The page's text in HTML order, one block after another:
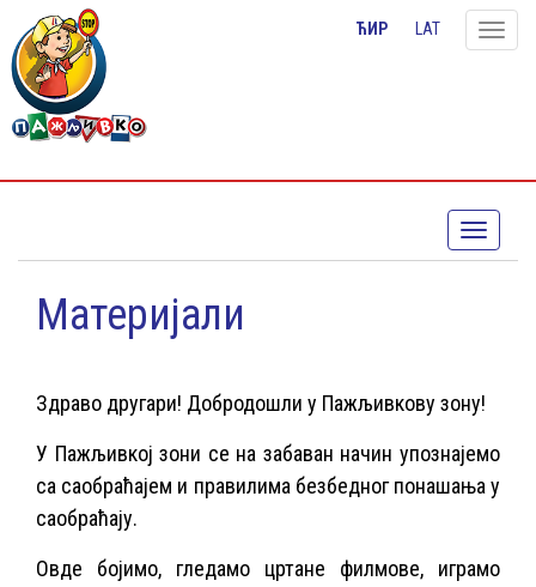
Toggle
ЋИР LAT
Toggle
Материјали
Здраво другари! Добродошли у Пажљивкову зону!
У Пажљивкој зони се на забаван начин упознајемо
са саобраћајем и правилима безбедног понашања у
саобраћају.
Овде бојимо, гледамо цртане филмове, играмо